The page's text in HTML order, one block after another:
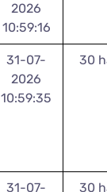
2026
10:59:16
31-07-
2026
10:59:35
30
31-07-
30